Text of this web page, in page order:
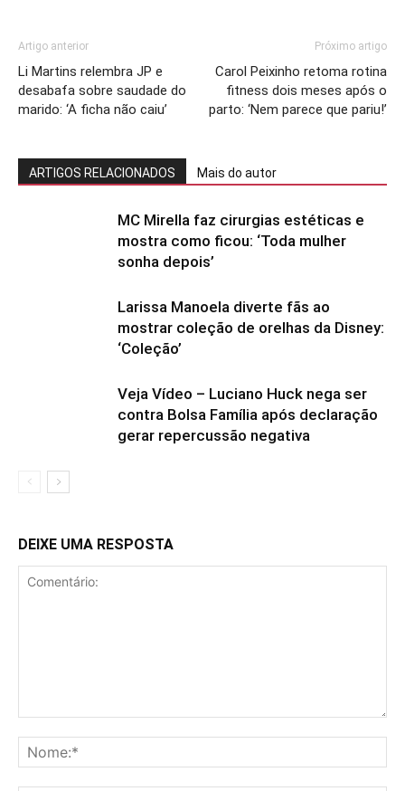
Artigo anterior
Li Martins relembra JP e
desabafa sobre saudade do
marido: ‘A ficha não caiu’
Próximo artigo
Carol Peixinho retoma rotina
fitness dois meses após o
parto: ‘Nem parece que pariu!’
ARTIGOS RELACIONADOS Mais do autor
MC Mirella faz cirurgias estéticas e
mostra como ficou: ‘Toda mulher
sonha depois’
Larissa Manoela diverte fãs ao
mostrar coleção de orelhas da Disney:
‘Coleção’
Veja Vídeo – Luciano Huck nega ser
contra Bolsa Família após declaração
gerar repercussão negativa
DEIXE UMA RESPOSTA